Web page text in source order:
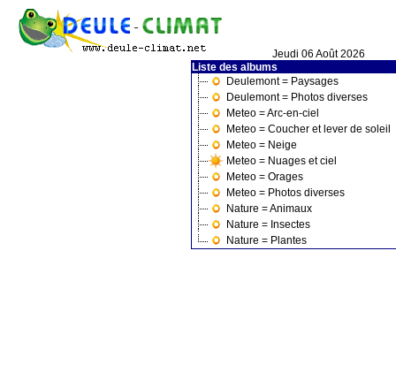
Jeudi 06 Août 2026
Liste des albums
Deulemont = Paysages
Deulemont = Photos diverses
Meteo = Arc-en-ciel
Meteo = Coucher et lever de soleil
Meteo = Neige
Meteo = Nuages et ciel
Meteo = Orages
Meteo = Photos diverses
Nature = Animaux
Nature = Insectes
Nature = Plantes